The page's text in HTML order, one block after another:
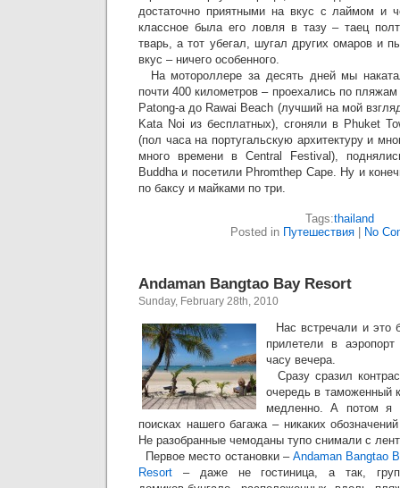
достаточно приятными на вкус с лаймом и
классное была его ловля в тазу – таец
тварь, а тот убегал, шугал других омаров и
вкус – ничего особенного.
На мотороллере за десять дней мы
почти 400 километров – проехались по пляжам
Patong-а до Rawai Beach (лучший на мой
Kata Noi из бесплатных), сгоняли в Phuket
(пол часа на португальскую архитектуру и
много времени в Central Festival),
Buddha и посетили Phromthep Cape. Ну и
по баксу и майками по три.
Tags:thailand
Posted in Путешествия No
Andaman Bangtao Bay Resort
Sunday, February 28th, 2010
Нас встречали и это
прилетели в
часу вечера.
Сразу сразил
очередь в таможенный
медленно. А потом я
поисках нашего багажа – никаких
Не разобранные чемоданы тупо снимали с
Первое место остановки – Andaman Bangtao
Resort – даже не гостиница, а так,